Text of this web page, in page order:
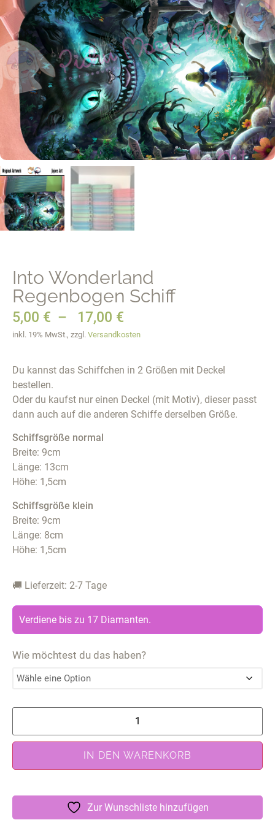
Into Wonderland
Regenbogen Schiff
5,00 € – 17,00 €
inkl. 19% MwSt., zzgl. Versandkosten
Du kannst das Schiffchen in 2 Größen mit Deckel
bestellen.
Oder du kaufst nur einen Deckel (mit Motiv), dieser passt
dann auch auf die anderen Schiffe derselben Größe.
Schiffsgröße normal
Breite: 9cm
Länge: 13cm
Höhe: 1,5cm
Schiffsgröße klein
Breite: 9cm
Länge: 8cm
Höhe: 1,5cm
🚚 Lieferzeit: 2-7 Tage
Verdiene bis zu 17 Diamanten.
Wie möchtest du das haben?
IN DEN WARENKORB
Zur Wunschliste hinzufügen